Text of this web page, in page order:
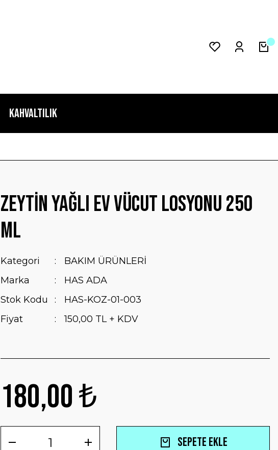
KAHVALTILIK
ZEYTİN YAĞLI EV VÜCUT LOSYONU 250
ML
Kategori
BAKIM ÜRÜNLERİ
Marka
HAS ADA
Stok Kodu
HAS-KOZ-01-003
Fiyat
150,00 TL + KDV
180,00 ₺
Sepete Ekle